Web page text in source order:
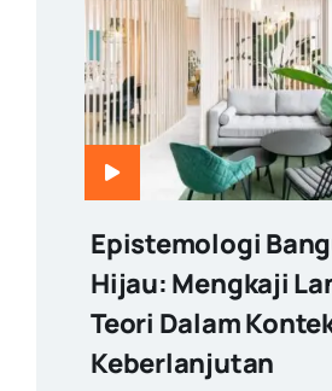
Epistemologi
Hijau: Mengkaji
Teori Dalam
Keberlanjutan